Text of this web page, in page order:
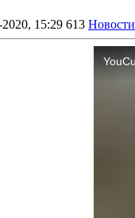
15:29 613 Новости